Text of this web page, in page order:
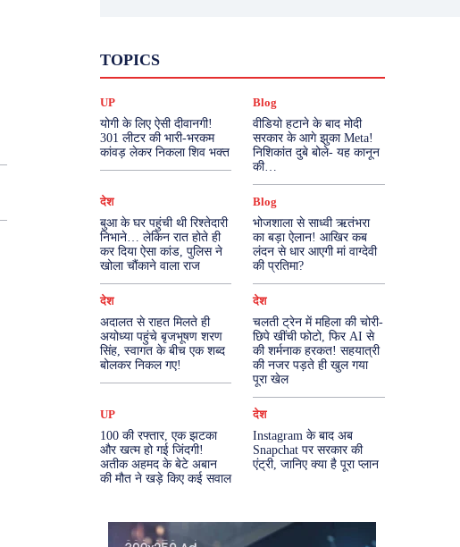
TOPICS
दुनिया
मनोरंजन
राजनीति वास्तु शास्त्र
More
UP
योगी के लिए ऐसी दीवानगी!
301 लीटर की भारी-भरकम
कांवड़ लेकर निकला शिव भक्त
Blog
वीडियो हटाने के बाद मोदी
सरकार के आगे झुका Meta!
निशिकांत दुबे बोले- यह कानून
की…
देश
बुआ के घर पहुंची थी रिश्तेदारी
निभाने… लेकिन रात होते ही
कर दिया ऐसा कांड, पुलिस ने
खोला चौंकाने वाला राज
Blog
भोजशाला से साध्वी ऋतंभरा
का बड़ा ऐलान! आखिर कब
लंदन से धार आएगी मां वाग्देवी
की प्रतिमा?
देश
अदालत से राहत मिलते ही
अयोध्या पहुंचे बृजभूषण शरण
सिंह, स्वागत के बीच एक शब्द
बोलकर निकल गए!
देश
चलती ट्रेन में महिला की चोरी-
छिपे खींची फोटो, फिर AI से
की शर्मनाक हरकत! सहयात्री
की नजर पड़ते ही खुल गया
पूरा खेल
UP
100 की रफ्तार, एक झटका
और खत्म हो गई जिंदगी!
अतीक अहमद के बेटे अबान
की मौत ने खड़े किए कई सवाल
देश
Instagram के बाद अब
Snapchat पर सरकार की
एंट्री, जानिए क्या है पूरा प्लान